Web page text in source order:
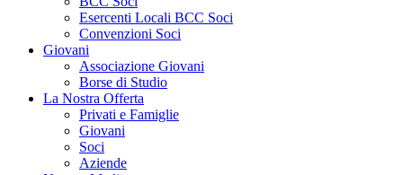
Esercenti Locali BCC Soci
Convenzioni Soci
Giovani
Associazione Giovani
Borse di Studio
La Nostra Offerta
Privati e Famiglie
Giovani
Soci
Aziende